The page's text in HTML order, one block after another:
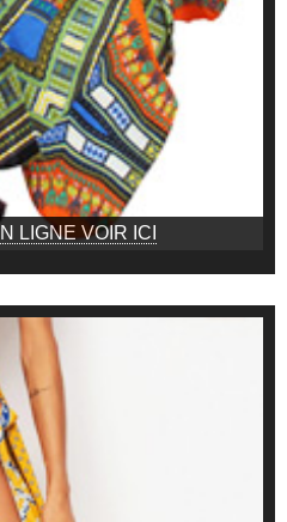
LIGNE VOIR ICI